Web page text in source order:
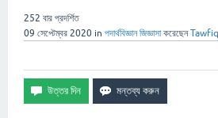
252 বার প্রদর্শিত
09 সেপ্টেম্বর 2020 in পদার্থবিজ্ঞান জিজ্ঞাসা করেছেনTawfiq